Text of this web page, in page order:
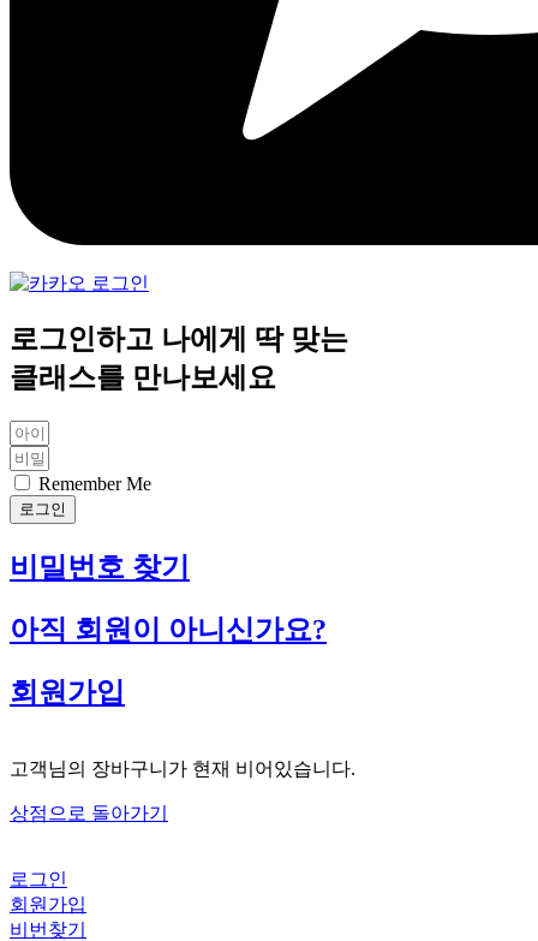
로그인하고 나에게 딱 맞는
클래스를 만나보세요
Remember Me
로그인
비밀번호 찾기
아직 회원이 아니신가요?
회원가입
고객님의 장바구니가 현재 비어있습니다.
상점으로 돌아가기
로그인
회원가입
비번찾기